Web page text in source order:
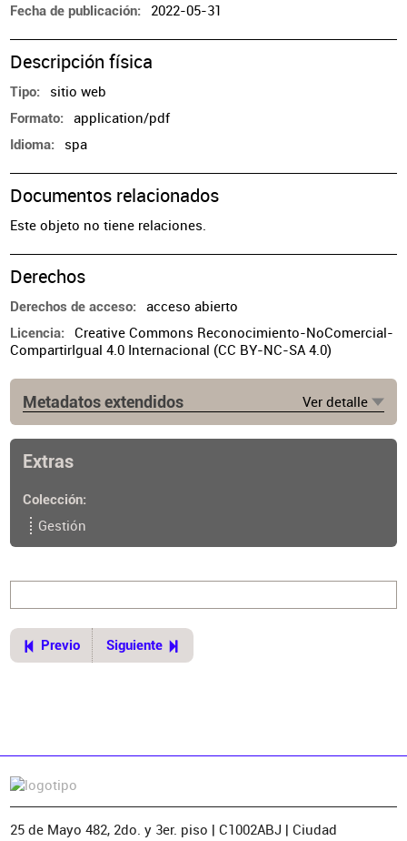
Fecha de publicación 2022-05-31
Descripción física
Tipo sitio web
Formato application/pdf
Idioma spa
Documentos relacionados
Este objeto no tiene relaciones.
Derechos
Derechos de acceso acceso abierto
Licencia
Creative Commons Reconocimiento-NoComercial-
CompartirIgual 4.0 Internacional (CC BY-NC-SA 4.0)
Metadatos extendidos Ver detalle
https://www.cpau.org/nota/35296
Extras
Colección
Gestión
Previo Siguiente
25 de Mayo 482, 2do. y 3er. piso | C1002ABJ | Ciudad